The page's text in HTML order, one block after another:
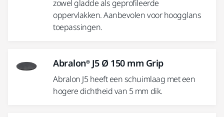
zowel gladde als geprofileerde
oppervlakken. Aanbevolen voor hoogglans
toepassingen.
Abralon® J5 Ø 150 mm Grip
Abralon J5 heeft een schuimlaag met een
hogere dichtheid van 5 mm dik.